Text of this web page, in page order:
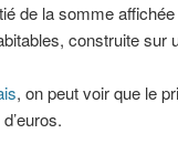
de la somme
construite sur
, on peut voir que le